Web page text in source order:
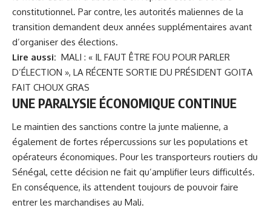
constitutionnel. Par contre, les autorités maliennes de la
transition demandent deux années supplémentaires avant
d’organiser des élections.
Lire aussi: MALI : « IL FAUT ÊTRE FOU POUR PARLER
D’ÉLECTION », LA RÉCENTE SORTIE DU PRÉSIDENT GOITA
FAIT CHOUX GRAS
UNE PARALYSIE ÉCONOMIQUE CONTINUE
Le maintien des sanctions contre la junte malienne, a
également de fortes répercussions sur les populations et
opérateurs économiques. Pour les transporteurs routiers du
Sénégal, cette décision ne fait qu’amplifier leurs difficultés.
En conséquence, ils attendent toujours de pouvoir faire
entrer les marchandises au Mali.